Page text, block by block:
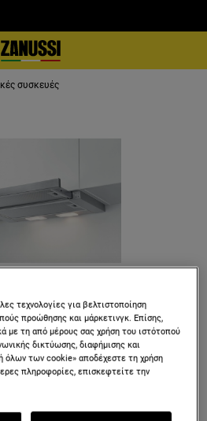
συσκευές
Συρόμενος 60 cm
τεχνολογίες για βελτιστοποίηση
προώθησης και μάρκετινγκ. Επίσης,
με τη από μέρους σας χρήση του ιστότοπού
δικτύωσης, διαφήμισης και
όλων των cookie» αποδέχεστε τη χρήση
πληροφορίες, επισκεφτείτε την